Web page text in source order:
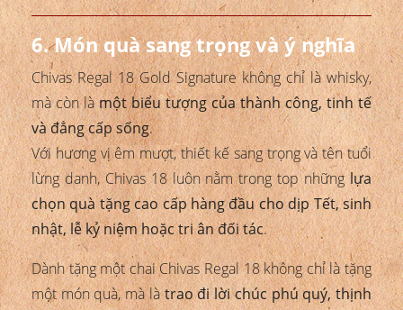
6. Món quà sang trọng và ý nghĩa
Chivas Regal 18 Gold Signature không chỉ là whisky,
mà còn làmột biểu tượng của thành công, tinh tế
và đẳng cấp sống.
Với hương vị êm mượt, thiết kế sang trọng và tên tuổi
lừng danh, Chivas 18 luôn nằm trong top nhữnglựa
chọn quà tặng cao cấp hàng đầu cho dịp Tết, sinh
nhật, lễ kỷ niệm hoặc tri ân đối tác.
Dành tặng một chai Chivas Regal 18 không chỉ là tặng
một món quà, mà làtrao đi lời chúc phú quý, thịnh